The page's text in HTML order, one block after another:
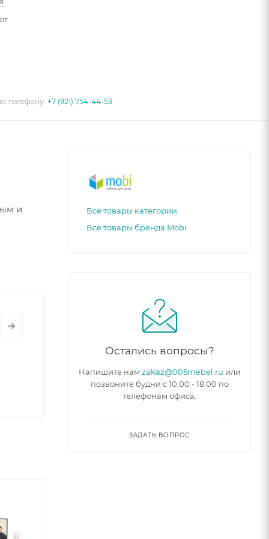
телефону:+7 (921) 754-44-53
и
Все товары категории
Все товары бренда Mobi
Остались вопросы?
Напишите нам zakaz@005mebel.ru или
позвоните будни с 10:00 - 18:00 по
телефонам офиса.
ЗАДАТЬ ВОПРОС